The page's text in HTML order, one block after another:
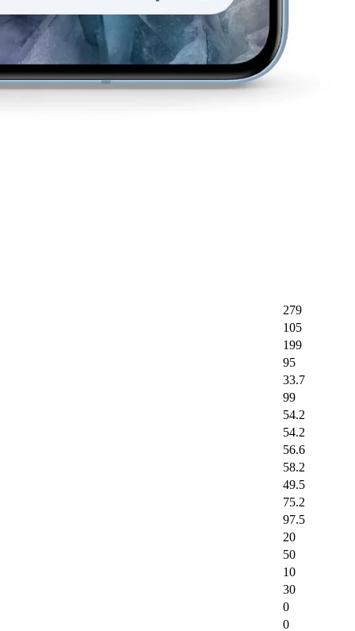
279
105
199
95
33.7
99
54.2
54.2
56.6
58.2
49.5
75.2
97.5
20
50
10
30
0
0